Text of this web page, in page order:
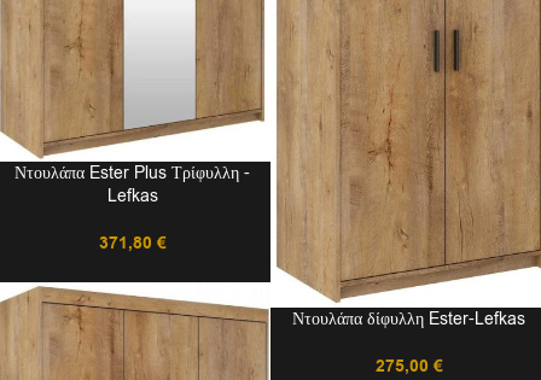
Ντουλάπα Ester Plus Τρίφυλλη -
Lefkas
371,80 €
Ντουλάπα δίφυλλη Ester-Lefkas
275,00 €